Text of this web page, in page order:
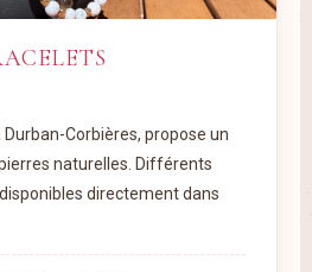
Corbières, propose un
naturelles. Différents
directement dans